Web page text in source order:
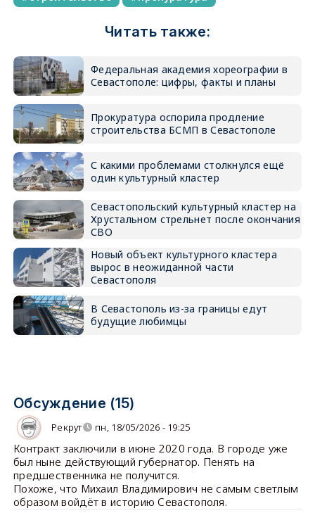
Читать также:
Федеральная академия хореографии в
Севастополе: цифры, факты и планы
Прокуратура оспорила продление
строительства БСМП в Севастополе
С какими проблемами столкнулся ещё
один культурный кластер
Севастопольский культурный кластер на
Хрустальном стрельнет после окончания
СВО
Новый объект культурного кластера
вырос в неожиданной части
Севастополя
В Севастополь из-за границы едут
будущие любимцы
Обсуждение (15)
Рекрут пн, 18/05/2026 - 19:25
Контракт заключили в июне 2020 года. В городе уже
был ныне действующий губернатор. Пенять на
предшественника не получится.
Похоже, что Михаил Владимирович не самым светлым
образом войдёт в историю Севастополя.